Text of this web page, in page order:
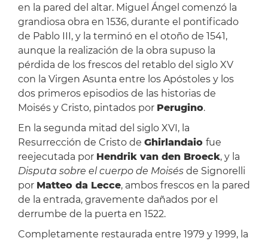
en la pared del altar. Miguel Ángel comenzó la
grandiosa obra en 1536, durante el pontificado
de Pablo III, y la terminó en el otoño de 1541,
aunque la realización de la obra supuso la
pérdida de los frescos del retablo del siglo XV
con la Virgen Asunta entre los Apóstoles y los
dos primeros episodios de las historias de
Moisés y Cristo, pintados por Perugino.
En la segunda mitad del siglo XVI, la
Resurrección de Cristo de Ghirlandaio fue
reejecutada por Hendrik van den Broeck, y la
Disputa sobre el cuerpo de Moisésde Signorelli
por Matteo da Lecce, ambos frescos en la pared
de la entrada, gravemente dañados por el
derrumbe de la puerta en 1522.
Completamente restaurada entre 1979 y 1999, la